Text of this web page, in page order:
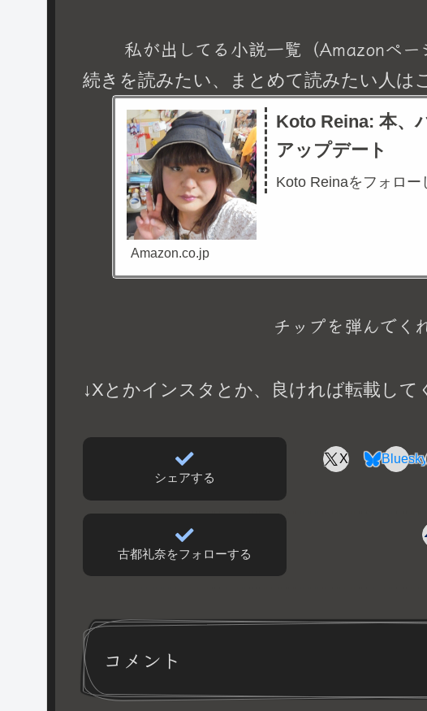
私が出してる小説一覧（Amazonペー
続きを読みたい、まとめて読みたい人は
Koto Reina: 本、
アップデート
Koto Reinaをフォロ
Amazon.co.jp
チップを弾んでく
↓Xとかインスタとか、良ければ転載して
シェアする
X
古都礼奈をフォローする
コメント